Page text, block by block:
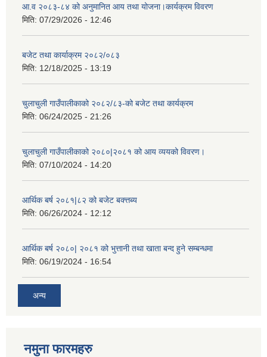
आ.व २०८३-८४ को अनुमानित आय तथा योजना।कार्यक्रम विवरण
मिति: 07/29/2026 - 12:46
बजेट तथा कार्याक्रम २०८२/०८३
मिति: 12/18/2025 - 13:19
चुलाचुली गाउँपालीकाको २०८२/८३-को बजेट तथा कार्यक्रम
मिति: 06/24/2025 - 21:26
चुलाचुली गाउँपालीकाको २०८०|२०८१ को आय व्ययको विवरण।
मिति: 07/10/2024 - 14:20
आर्थिक बर्ष २०८१|८२ को बजेट बक्त्तब्य
मिति: 06/26/2024 - 12:12
आर्थिक बर्ष २०८०| २०८१ को भुत्तानी तथा खाता बन्द हुने सम्बन्धमा
मिति: 06/19/2024 - 16:54
अन्य
नमुना फारमहरु